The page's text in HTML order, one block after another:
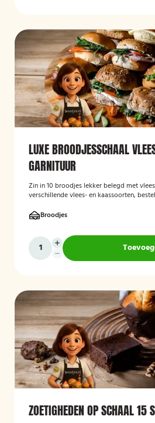
LUXE BROODJESSCHAAL
GARNITUUR
Zin in 10 broodjes lekker belegd met
verschillende vlees- en kaassoorten,
Broodjes
ZOETIGHEDEN OP SCHAAL 15